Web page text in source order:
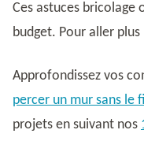
Ces astuces
budget. Pour aller plus
Approfondissez vos
percer un mur sans le
projets en suivant nos